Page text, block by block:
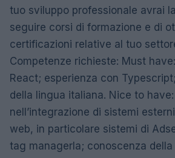
tuo sviluppo professionale avrai
seguire corsi di formazione e di
certificazioni relative al tuo
Competenze richieste: Must
React; esperienza con
della lingua italiana. Nice to
nell’integrazione di sistemi
web, in particolare sistemi di
tag managerla; conoscenza